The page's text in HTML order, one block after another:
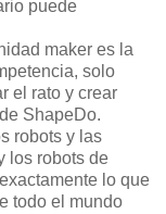
puede
maker es la
solo
el rato y crear
ShapeDo.
robots y las
los robots de
lo que
todo el mundo